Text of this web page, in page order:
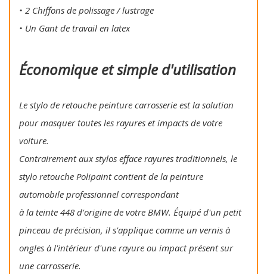
• 2 Chiffons de polissage / lustrage
• Un Gant de travail en latex
Économique et simple d'utilisation
Le stylo de retouche peinture carrosserie est la solution
pour masquer toutes les rayures et impacts de votre
voiture.
Contrairement aux stylos efface rayures traditionnels, le
stylo retouche Polipaint contient de la peinture
automobile professionnel correspondant
à la teinte 448 d'origine de votre BMW. Équipé d'un petit
pinceau de précision, il s'applique comme un vernis à
ongles à l'intérieur d'une rayure ou impact présent sur
une carrosserie.